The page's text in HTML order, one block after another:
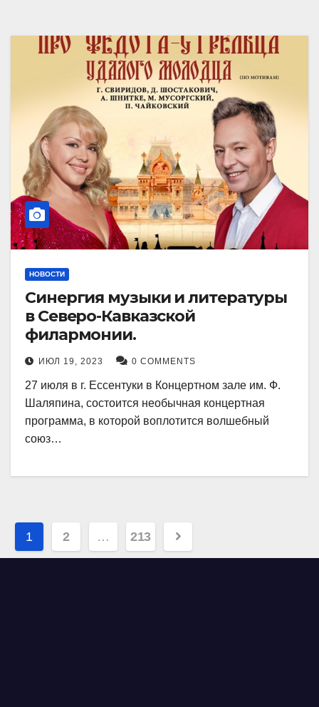
НОВОСТИ
Синергия музыки и литературы
в Северо-Кавказской
филармонии.
ИЮЛ 19, 2023 0 COMMENTS
27 июля в г. Ессентуки в Концертном зале им. Ф.
Шаляпина, состоится необычная концертная
программа, в которой воплотится волшебный
союз…
Навигация
по
1 2 … 213